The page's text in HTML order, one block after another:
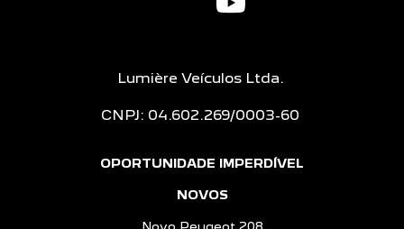
Lumière Veículos Ltda.
CNPJ: 04.602.269/0003-60
OPORTUNIDADE IMPERDÍVEL
NOVOS